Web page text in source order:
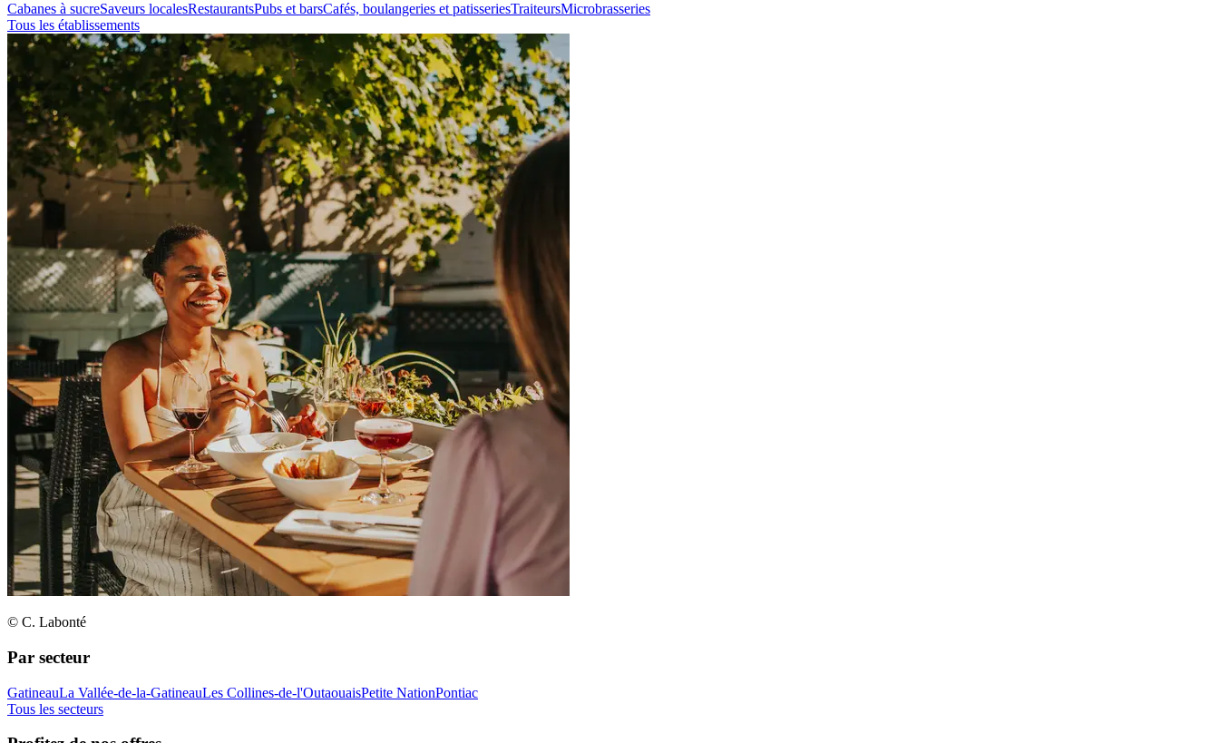
Cabanes à sucreSaveurs localesRestaurantsPubs et barsCafés, boulangeries et patisseriesTraiteursMicrobrasseries
Tous les établissements
© C. Labonté
Par secteur
GatineauLa Vallée-de-la-GatineauLes Collines-de-l'OutaouaisPetite NationPontiac
Tous les secteurs